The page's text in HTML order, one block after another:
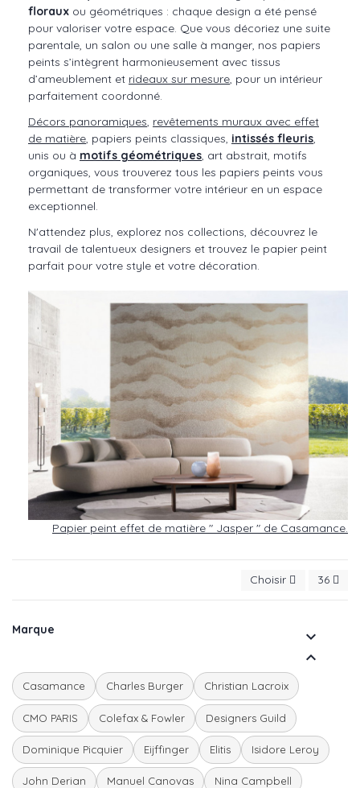
floraux ou géométriques : chaque design a été pensé
pour valoriser votre espace. Que vous décoriez une suite
parentale, un salon ou une salle à manger, nos papiers
peints s’intègrent harmonieusement avec tissus
d’ameublement et rideaux sur mesure, pour un intérieur
parfaitement coordonné.
Décors panoramiques, revêtements muraux avec effet
de matière, papiers peints classiques, intissés fleuris,
unis ou à motifs géométriques, art abstrait, motifs
organiques, vous trouverez tous les papiers peints vous
permettant de transformer votre intérieur en un espace
exceptionnel.
N'attendez plus, explorez nos collections, découvrez le
travail de talentueux designers et trouvez le papier peint
parfait pour votre style et votre décoration.
Papier peint effet de matière " Jasper " de Casamance.
Choisir 36
Marque


Casamance Charles Burger Christian Lacroix
CMO PARIS Colefax & Fowler Designers Guild
Dominique Picquier Eijffinger Elitis Isidore Leroy
John Derian Manuel Canovas Nina Campbell